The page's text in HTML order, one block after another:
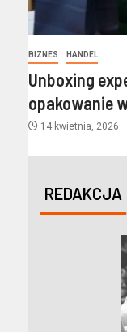
BIZNES HANDEL
Unboxing
opakowanie
14 kwietnia, 2026
REDAKCJA